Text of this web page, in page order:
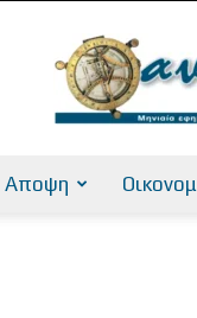
Αποψη